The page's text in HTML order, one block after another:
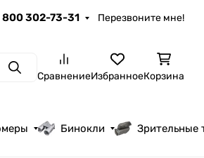
800 302-73-31 Перезвоните мне!
ПоискСравнениеИзбранноеКорзина
Бинокли Зрительные